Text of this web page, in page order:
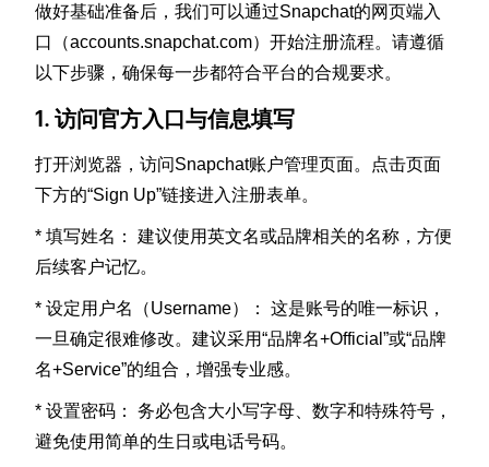
做好基础准备后，我们可以通过Snapchat的网页端入
口（accounts.snapchat.com）开始注册流程。请遵循
以下步骤，确保每一步都符合平台的合规要求。
1. 访问官方入口与信息填写
打开浏览器，访问Snapchat账户管理页面。点击页面
下方的“Sign Up”链接进入注册表单。
* 填写姓名： 建议使用英文名或品牌相关的名称，方便
后续客户记忆。
* 设定用户名（Username）： 这是账号的唯一标识，
一旦确定很难修改。建议采用“品牌名+Official”或“品牌
名+Service”的组合，增强专业感。
* 设置密码： 务必包含大小写字母、数字和特殊符号，
避免使用简单的生日或电话号码。